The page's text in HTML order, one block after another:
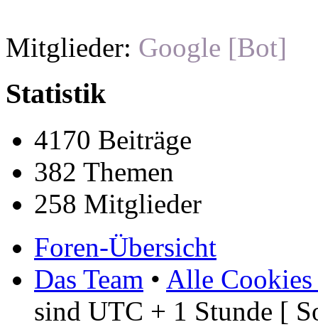
Mitglieder: Google [Bot]
Statistik
4170 Beiträge
382 Themen
258 Mitglieder
Foren-Übersicht
Das Team • Alle Cookies
sind UTC + 1 Stunde [